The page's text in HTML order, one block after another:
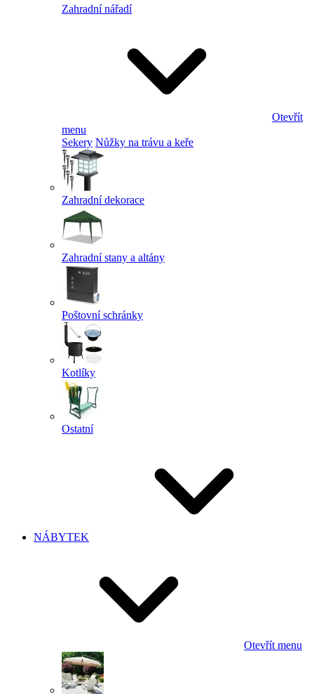
Zahradní nářadí
Otevřít
menu
Sekery Nůžky na trávu a keře
Zahradní dekorace
Zahradní stany a altány
Poštovní schránky
Kotlíky
Ostatní
NÁBYTEK
Otevřít menu